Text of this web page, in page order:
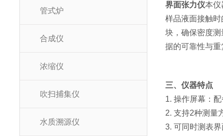
管式炉
合成仪
浓缩仪
吹扫捕集仪
水质溯源仪
界面张力仪本仪
样品液面接触
块，确保密度
据的可靠性与重
三、仪器特点
1. 操作屏幕：
2. 支持2种测量
3. 可同时测表